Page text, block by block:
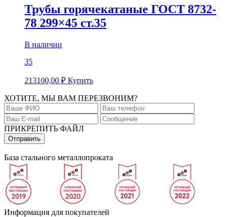
Трубы горячекатаные ГОСТ 8732-
78 299×45 ст.35
В наличии
35
213100,00 ₽ Купить
ХОТИТЕ, МЫ ВАМ ПЕРЕЗВОНИМ?
ПРИКРЕПИТЬ ФАЙЛ
База стального металлопроката
Информация для покупателей